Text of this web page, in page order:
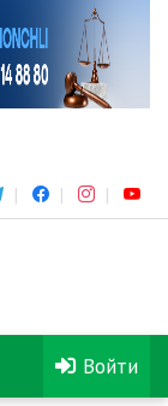
Войти